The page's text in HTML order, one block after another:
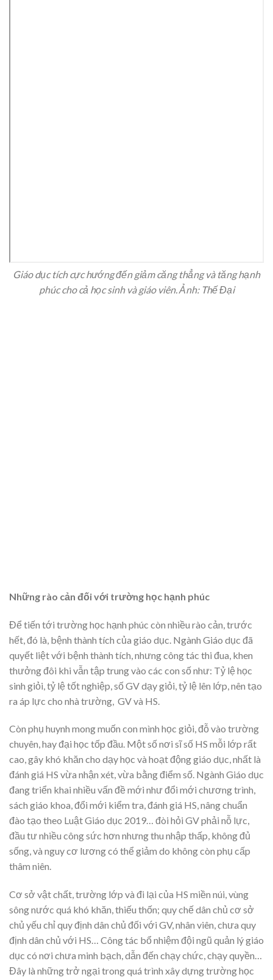
Giáo dục tích cực hướng đến giảm căng thẳng và tăng hạnh
phúc cho cả học sinh và giáo viên. Ảnh: Thế Đại
Những rào cản đối với trường học hạnh phúc
Để tiến tới trường học hạnh phúc còn nhiều rào cản, trước
hết, đó là, bệnh thành tích của giáo dục. Ngành Giáo dục đã
quyết liệt với bệnh thành tích, nhưng công tác thi đua, khen
thưởng đôi khi vẫn tập trung vào các con số như: Tỷ lệ học
sinh giỏi, tỷ lệ tốt nghiệp, số GV dạy giỏi, tỷ lệ lên lớp, nên tạo
ra áp lực cho nhà trường, GV và HS.
Còn phụ huynh mong muốn con mình học giỏi, đỗ vào trường
chuyên, hay đại học tốp đầu. Một số nơi sĩ số HS mỗi lớp rất
cao, gây khó khăn cho dạy học và hoạt động giáo dục, nhất là
đánh giá HS vừa nhận xét, vừa bằng điểm số. Ngành Giáo dục
đang triển khai nhiều vấn đề mới như đổi mới chương trình,
sách giáo khoa, đổi mới kiểm tra, đánh giá HS, nâng chuẩn
đào tạo theo Luật Giáo dục 2019… đòi hỏi GV phải nỗ lực,
đầu tư nhiều công sức hơn nhưng thu nhập thấp, không đủ
sống, và nguy cơ lương có thể giảm do không còn phụ cấp
thâm niên.
Cơ sở vật chất, trường lớp và đi lại của HS miền núi, vùng
sông nước quá khó khăn, thiếu thốn; quy chế dân chủ cơ sở
chủ yếu chỉ quy định dân chủ đối với GV, nhân viên, chưa quy
định dân chủ với HS… Công tác bổ nhiệm đội ngũ quản lý giáo
dục có nơi chưa minh bạch, dẫn đến chạy chức, chạy quyền…
Đây là những trở ngại trong quá trình xây dựng trường học